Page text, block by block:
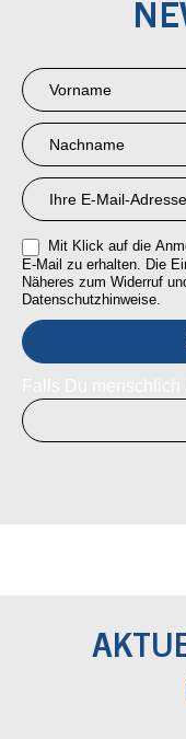
Newsletter
Anmeldung
RMI
Mit Klick auf die
E-Mail zu erhalten. Die
Näheres zum Widerruf
Datenschutzhinweise.